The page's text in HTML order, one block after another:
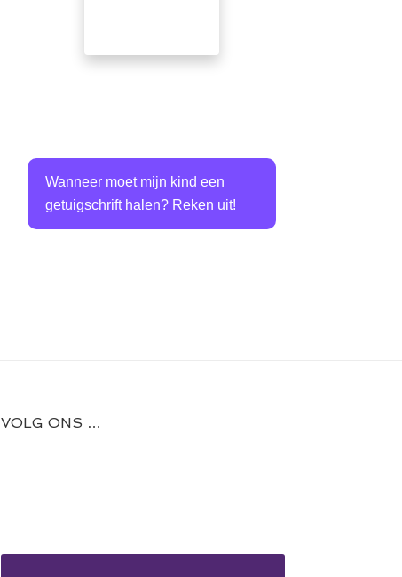
Wanneer moet mijn kind een
getuigschrift halen? Reken uit!
VOLG ONS …